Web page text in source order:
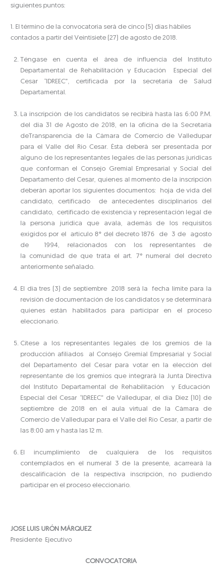
siguientes puntos:
1. El término de la convocatoria será de cinco (5) días hábiles
contados a partir del Veintisiete (27) de agosto de 2018.
Téngase en cuenta el área de influencia del Instituto
Departamental de Rehabilitación y Educación Especial del
Cesar “IDREEC”, certificada por la secretaria de Salud
Departamental.
La inscripción de los candidatos se recibirá hasta las 6:00 P.M.
del día 31 de Agosto de 2018, en la oficina de la Secretaría
deTransparencia de la Cámara de Comercio de Valledupar
para el Valle del Río Cesar. Ésta deberá ser presentada por
alguno de los representantes legales de las personas jurídicas
que conforman el Consejo Gremial Empresarial y Social del
Departamento del Cesar, quienes al momento de la inscripción
deberán aportar los siguientes documentos: hoja de vida del
candidato, certificado de antecedentes disciplinarios del
candidato, certificado de existencia y representación legal de
la persona jurídica que avala, además de los requisitos
exigidos por el artículo 8° del decreto 1876 de 3 de agosto
de 1994, relacionados con los representantes de
la comunidad de que trata el art. 7° numeral del decreto
anteriormente señalado.
El día tres (3) de septiembre 2018 será la fecha límite para la
revisión de documentación de los candidatos y se determinará
quienes están habilitados para participar en el proceso
eleccionario.
Cítese a los representantes legales de los gremios de la
producción afiliados al Consejo Gremial Empresarial y Social
del Departamento del Cesar para votar en la elección del
representante de los gremios que integrará la Junta Directiva
del Instituto Departamental de Rehabilitación y Educación
Especial del Cesar “IDREEC” de Valledupar, el día Diez (10) de
septiembre de 2018 en el aula virtual de la Cámara de
Comercio de Valledupar para el Valle del Río Cesar, a partir de
las 8:00 am y hasta las 12 m.
El incumplimiento de cualquiera de los requisitos
contemplados en el numeral 3 de la presente, acarreará la
descalificación de la respectiva inscripción, no pudiendo
participar en el proceso eleccionario.
JOSE LUIS URÓN MÁRQUEZ
Presidente Ejecutivo
CONVOCATORIA